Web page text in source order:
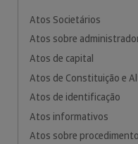
Atos Societários
Atos sobre
Atos de capital
Atos de Constituição e
Atos de identificação
Atos informativos
Atos sobre